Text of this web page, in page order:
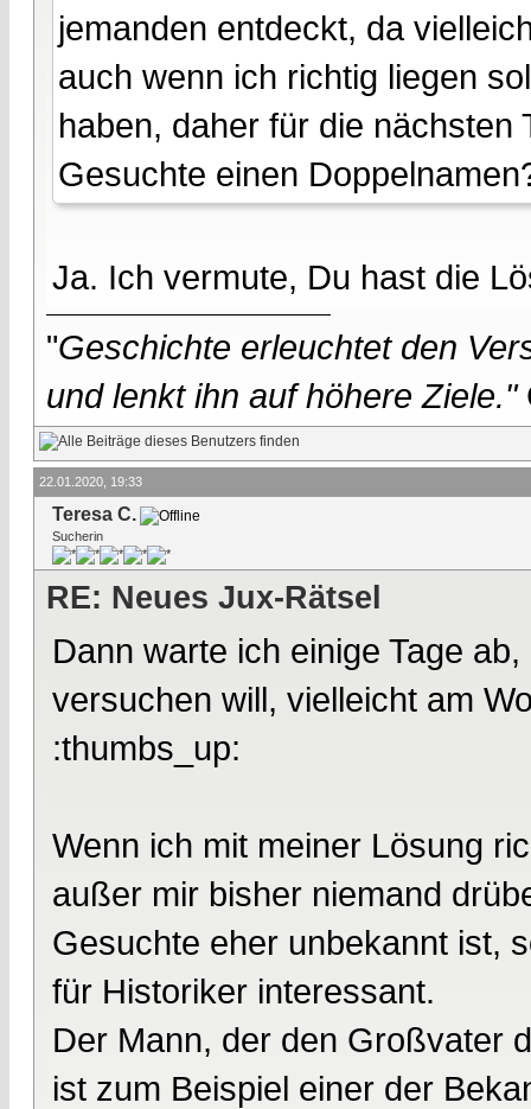
jemanden entdeckt, da
auch wenn ich richtig liegen
haben, daher für die nächsten
Gesuchte einen
Ja. Ich vermute, Du hast die
"Geschichte erleuchtet den
und lenkt ihn auf höhere Ziele."
22.01.2020, 19:33
Teresa C.
Sucherin
RE: Neues Jux-Rätsel
Dann warte ich einige Tage
versuchen will, vielleicht am
:thumbs_up:
Wenn ich mit meiner Lösung
außer mir bisher niemand
Gesuchte eher unbekannt ist,
für Historiker interessant.
Der Mann, der den Großvater
ist zum Beispiel einer der